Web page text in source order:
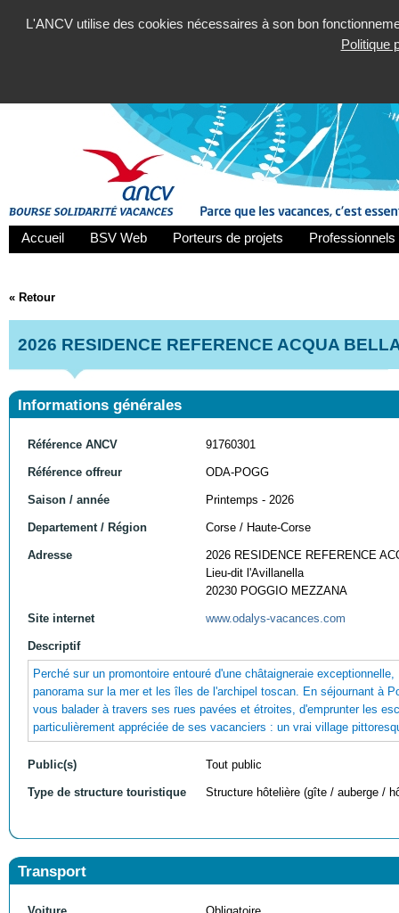
L'ANCV utilise des cookies nécessaires à son bon
Politique
Accueil BSV Web Porteurs de projets
« Retour
2026 RESIDENCE REFERENCE ACQUA
Informations générales
Référence ANCV 91760301
Référence offreur ODA-POGG
Saison / année Printemps - 2026
Departement / Région Corse / Haute-Corse
Adresse
2026 RESIDENCE REFERENCE
Lieu-dit l'Avillanella
20230 POGGIO MEZZANA
Site internet www.odalys-vacances.com
Descriptif
Perché sur un promontoire entouré d'une châtaigneraie
panorama sur la mer et les îles de l'archipel toscan. En séjournant à
vous balader à travers ses rues pavées et étroites, d'emprunter les
particulièrement appréciée de ses vacanciers : un vrai village
Public(s) Tout public
Type de structure touristique Structure hôtelière (gîte / auberge /
Transport